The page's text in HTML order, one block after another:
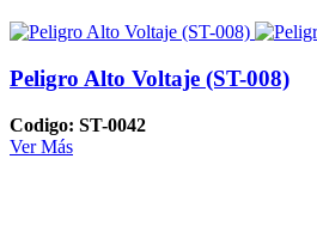
Peligro Alto Voltaje (ST-008)
Codigo: ST-0042
Ver Más